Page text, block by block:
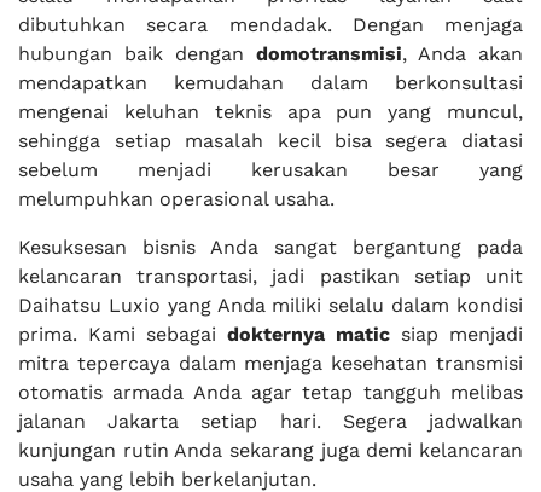
dibutuhkan secara mendadak. Dengan menjaga
hubungan baik dengan domotransmisi, Anda akan
mendapatkan kemudahan dalam berkonsultasi
mengenai keluhan teknis apa pun yang muncul,
sehingga setiap masalah kecil bisa segera diatasi
sebelum menjadi kerusakan besar yang
melumpuhkan operasional usaha.
Kesuksesan bisnis Anda sangat bergantung pada
kelancaran transportasi, jadi pastikan setiap unit
Daihatsu Luxio yang Anda miliki selalu dalam kondisi
prima. Kami sebagai dokternya matic siap menjadi
mitra tepercaya dalam menjaga kesehatan transmisi
otomatis armada Anda agar tetap tangguh melibas
jalanan Jakarta setiap hari. Segera jadwalkan
kunjungan rutin Anda sekarang juga demi kelancaran
usaha yang lebih berkelanjutan.